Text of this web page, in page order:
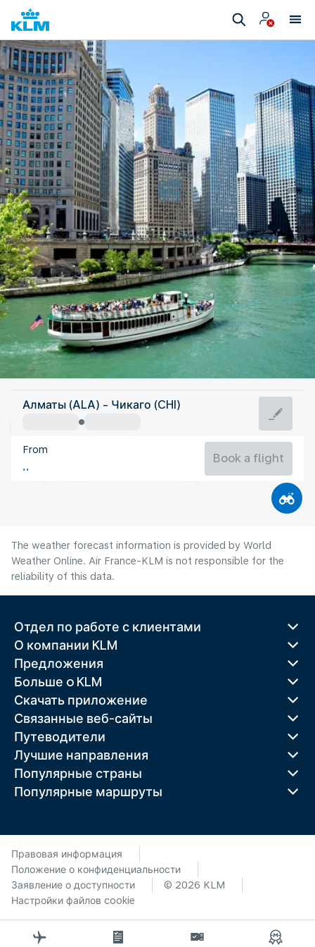
United States Of America
Chicago
United States Of America
Flight time
Алматы (ALA) - Чикаго (CHI)
From
Book a flight
The weather forecast information is provided by World
Weather Online. Air France-KLM is not responsible for the
reliability of this data.
Отдел по работе с клиентами
О компании KLM
Предложения
Больше o KLM
Скачать приложение
Связанные веб-сайты
Путеводители
Лучшие направления
Популярные страны
Популярные маршруты
Правовая информация
Положение о конфиденциальности
Заявление о доступности
© 2026 KLM
Настройки файлов cookie